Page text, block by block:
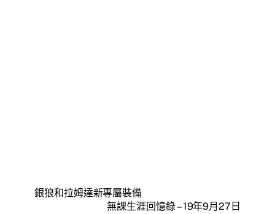
銀狼和拉姆達新專屬裝備
無課生涯回憶錄 – 19年9月27日